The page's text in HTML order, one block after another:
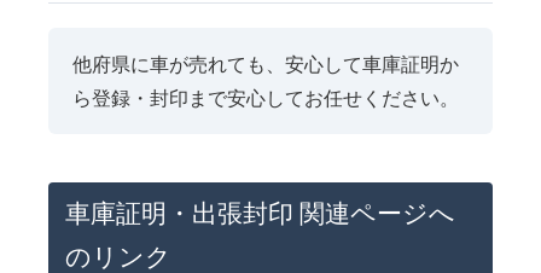
他府県に車が売れても、安心して車庫証明か
ら登録・封印まで安心してお任せください。
車庫証明・出張封印 関連ページへ
のリンク